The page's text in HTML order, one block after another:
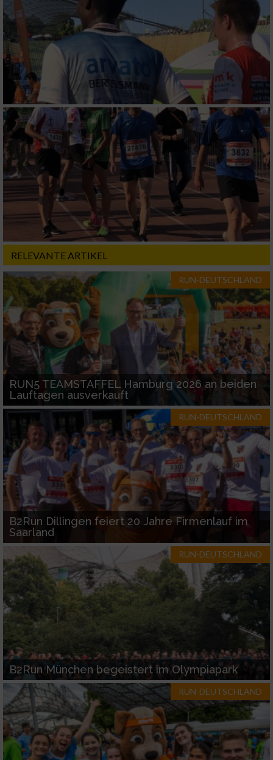
RELEVANTE ARTIKEL
RUN-DEUTSCHLAND
RUN5 TEAMSTAFFEL Hamburg 2026 an beiden
Lauftagen ausverkauft
RUN-DEUTSCHLAND
B2Run Dillingen feiert 20 Jahre Firmenlauf im
Saarland
RUN-DEUTSCHLAND
B2Run München begeistert im Olympiapark
RUN-DEUTSCHLAND